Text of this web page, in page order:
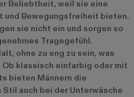
Beliebtheit, weil sie eine
und Bewegungsfreiheit bieten.
sie nicht ein und sorgen so
Tragegefühl.
ohne zu eng zu sein, was
klassisch einfarbig oder mit
bieten Männern die
auch bei der Unterwäsche